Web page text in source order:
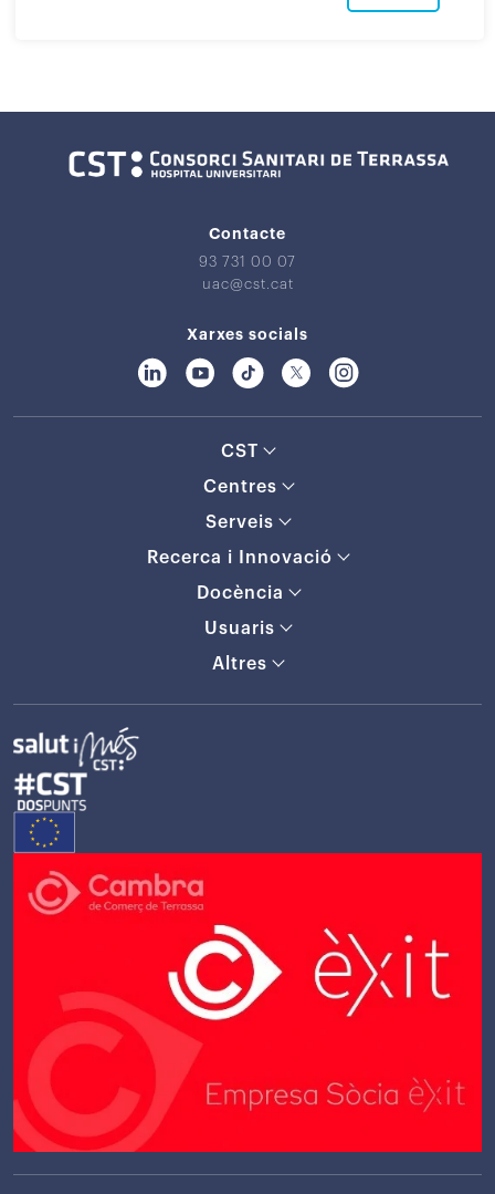
Contacte
93 731 00 07
uac@cst.cat
Xarxes socials
CST
Centres
Serveis
Recerca i Innovació
Docència
Usuaris
Altres